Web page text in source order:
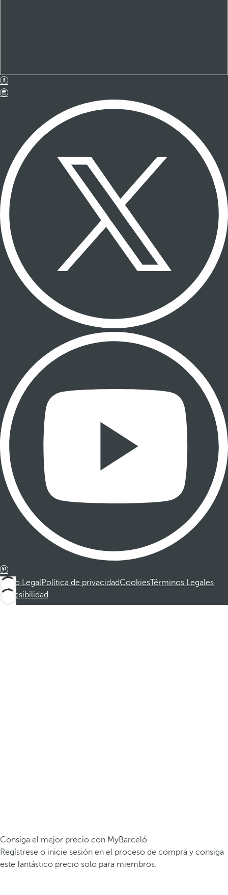
Aviso LegalPolítica de privacidadCookiesTérminos Legales
Accesibilidad
Consiga el mejor precio con MyBarceló
Regístrese o inicie sesión en el proceso de compra y consiga
este fantástico precio solo para miembros.